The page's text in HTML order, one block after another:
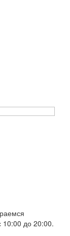
10:00 до 20:00.